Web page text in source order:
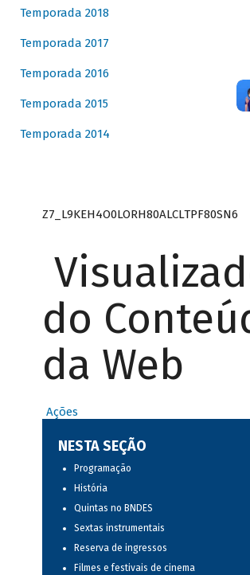
Temporada 2018
Temporada 2017
Temporada 2016
Temporada 2015
Temporada 2014
Z7_L9KEH4O0LORH80ALCLTPF80SN6
do
da Web
Ações
NESTA SEÇÃO
Programação
História
Quintas no BNDES
Sextas instrumentais
Reserva de ingressos
Filmes e festivais de cinema